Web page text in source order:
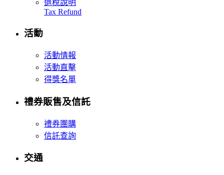
退稅說明
Tax Refund
活動
活動情報
活動直擊
得獎名單
禮券販售及信託
禮券團購
信託查詢
交通